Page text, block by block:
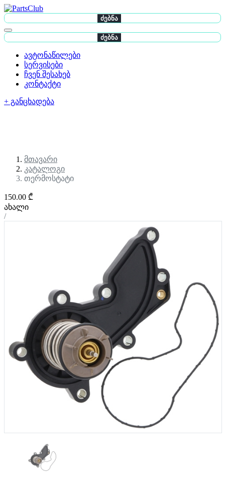
ძებნა
ძებნა
ავტონაწილები
სერვისები
ჩვენ შესახებ
კონტაქტი
+ განცხადება
მთავარი
კატალოგი
თერმოსტატი
150.00 ₾
ახალი
/